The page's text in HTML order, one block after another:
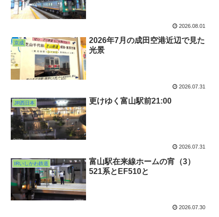
2026.08.01
京成
2026年7月の成田空港近辺で見た
光景
2026.07.31
JR西日本 更けゆく富山駅前21:00
2026.07.31
IRいしかわ鉄道
富山駅在来線ホームの宵（3）
521系とEF510と
2026.07.30